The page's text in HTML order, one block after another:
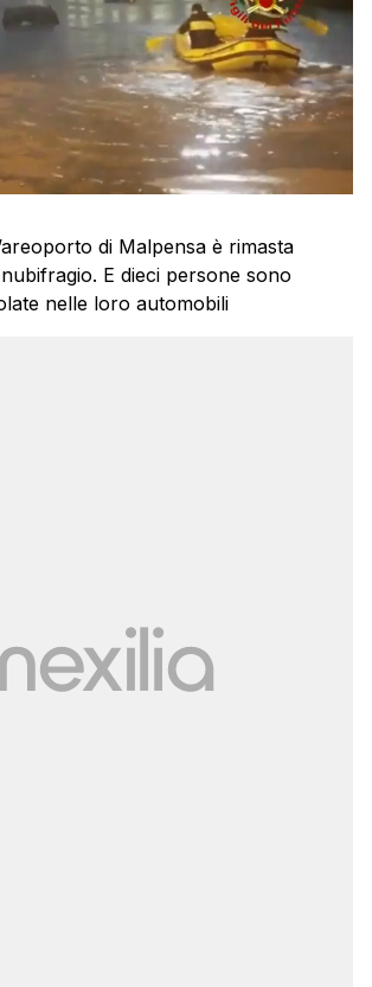
di Malpensa è rimasta
E dieci persone sono
nelle loro automobili